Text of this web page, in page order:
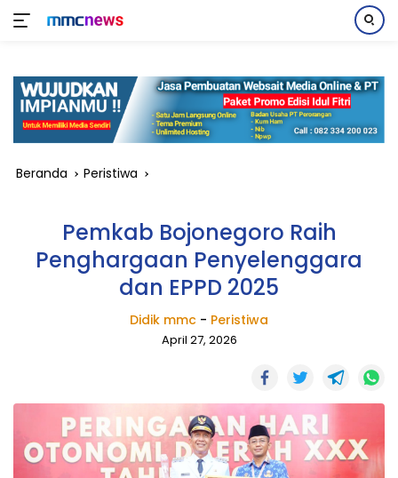
konten
Beranda Peristiwa
Pemkab Bojonegoro Raih
Penghargaan Penyelenggara
dan EPPD 2025
Didik mmc - Peristiwa
April 27, 2026